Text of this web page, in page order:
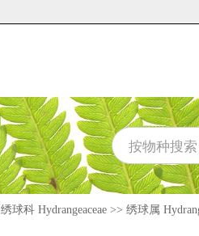
绣球科 Hydrangeaceae >> 绣球属